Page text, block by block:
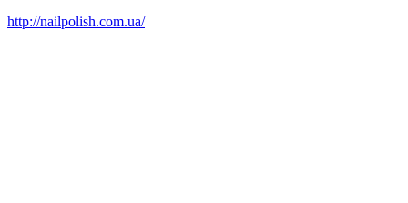
http://nailpolish.com.ua/